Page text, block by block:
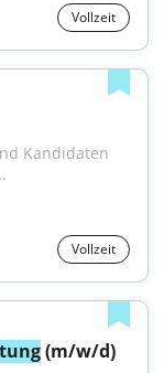
Vollzeit
Kandidaten
Vollzeit
(m/w/d)